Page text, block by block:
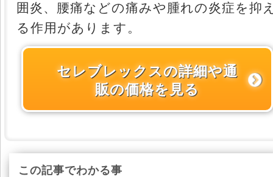
囲炎、腰痛などの痛みや腫れの炎症を抑
る作用があります。
セレブレックスの詳細や通
販の価格を見る
この記事でわかる事